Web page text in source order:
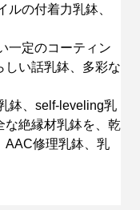
の付着力乳鉢、
一定のコーティン
しい話乳鉢、多彩な
鉢、self-leveling乳
な絶縁材乳鉢を、乾
AAC修理乳鉢、乳